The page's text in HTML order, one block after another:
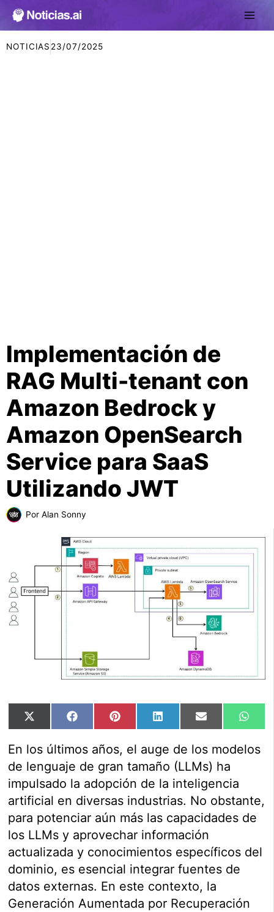
NOTICIAS 23/07/2025
Implementación de
RAG Multi-tenant con
Amazon Bedrock y
Amazon OpenSearch
Service para SaaS
Utilizando JWT
Por Alan Sonny
Compartir
en
X
Compartir
en
FacebookCompartir
en
PinterestCompartir
en
LinkedInCompartir
en
Email
en
En los últimos años, el auge de los modelos
de lenguaje de gran tamaño (LLMs) ha
impulsado la adopción de la inteligencia
artificial en diversas industrias. No obstante,
para potenciar aún más las capacidades de
los LLMs y aprovechar información
actualizada y conocimientos específicos del
dominio, es esencial integrar fuentes de
datos externas. En este contexto, la
Generación Aumentada por Recuperación